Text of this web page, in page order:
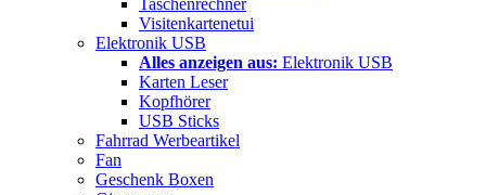
Visitenkartenetui
Elektronik USB
Alles anzeigen aus: Elektronik USB
Karten Leser
Kopfhörer
USB Sticks
Fahrrad Werbeartikel
Fan
Geschenk Boxen